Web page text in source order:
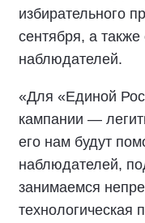
избирательного
сентября, а
наблюдателей.
«Для «Единой
кампании —
его нам будут
наблюдателей,
занимаемся